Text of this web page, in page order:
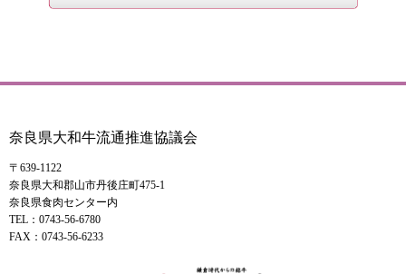
奈良県大和牛流通推進協議会
〒639-1122
奈良県大和郡山市丹後庄町475-1
奈良県食肉センター内
TEL：0743-56-6780
FAX：0743-56-6233